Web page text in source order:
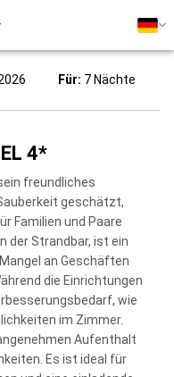
Für: 7 Nächte
4*
freundliches
geschätzt,
Familien und Paare
der Strandbar, ist ein
an Geschäften
die Einrichtungen
wie
im Zimmer.
Aufenthalt
Es ist ideal für